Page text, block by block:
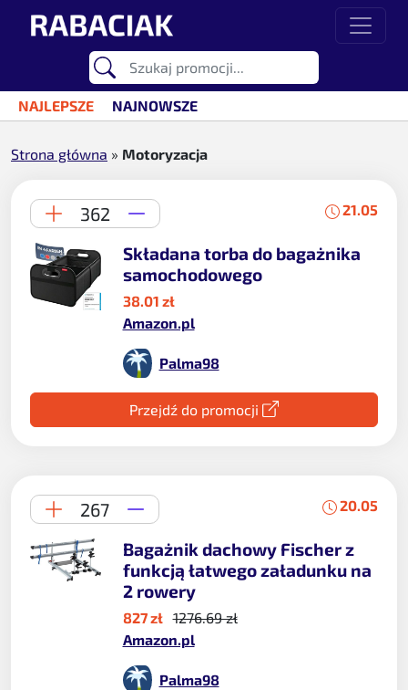
Main Navigation
NAJLEPSZE NAJNOWSZE
Strona główna » Motoryzacja
362 21.05
Składana torba do bagażnika
samochodowego
38.01 zł
Amazon.pl
Palma98
Przejdź do promocji
267 20.05
Bagażnik dachowy Fischer z
funkcją łatwego załadunku na
2 rowery
827 zł 1276.69 zł
Amazon.pl
Palma98